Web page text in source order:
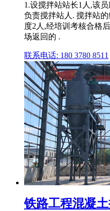
1.设搅拌站站长1人,该
负责搅拌站人. 搅拌站
度2人,经培训考核合格
场返回的 .
联系电话: 180 3780 8511
铁路工程混凝